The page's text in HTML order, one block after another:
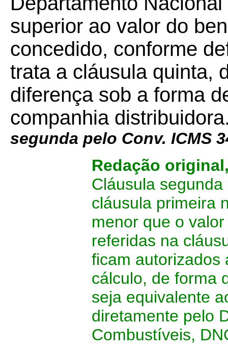
superior ao valor do
concedido, conforme
trata a cláusula quinta,
diferença sob a forma
companhia
segunda pelo Conv. ICMS
Redação
Cláusula segunda
cláusula primeira
menor que o
referidas na
ficam autorizados
cálculo, de forma
seja equivalente
diretamente pelo
Combustíveis,